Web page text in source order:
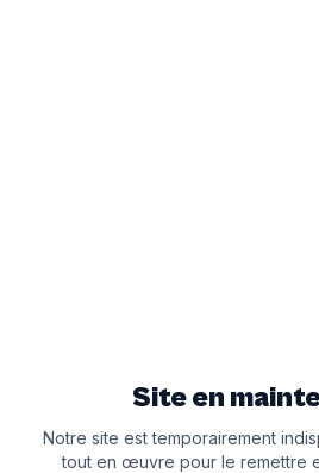
Site en
Notre site est temporairement
tout en œuvre pour le remettre